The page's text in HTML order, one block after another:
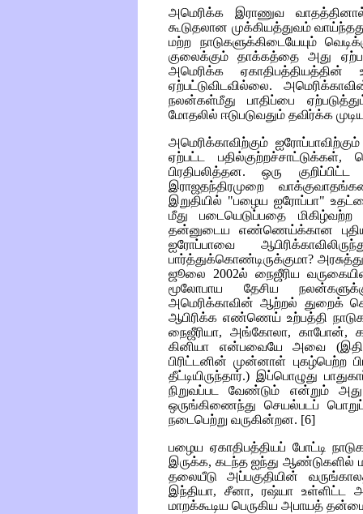
அமெரிக்க இராணுவ வாதத்தினால்
கூடுதலான முக்கியத்துவம்
மற்ற நாடுகளுக்கிடையேயும்
குலைக்கும் தாக்கத்தை அது
அமெரிக்க ஏகாதிபத்தியத்தின்
ஏற்பட்டுவிடவில்லை.
நலன்கள்மீது பாதிப்பை
மோதலில் ஈடுபடுவதும் தவிர்க்க
அமெரிக்காவிற்கும்
ஏற்பட்ட
பிரதிபலித்தன. ஒரு
இராஜதந்திரமுறை
இறுதியில் "பழைய ஐரோப்பா"
மீது படையெடுப்பதை
தன்னுடைய எண்ணெய்க்கான புதிய
ஐரோப்பாவை
பார்த்துக்கொண்டிருக்குமா?
ஜூலை 2002ல் நைஜீரிய
மூலோபாய தேசிய
அமெரிக்காவின் ஆற்றல் துறைக்
ஆபிரிக்க எண்ணெய் உற்பத்தி
நைஜீரியா, அங்கோலா, காபோன்,
கினியா என்பவையே அவை
பிரிட்டனின் முன்னாள் புகழ்பெற்ற
தீட்டியிருந்தார்.) இப்பொழுது
நிறுவப்பட வேண்டும் என்றும்
ஒருங்கிணைந்து செயல்படப்
நடைபெற்று வருகின்றன. [6]
பழைய ஏகாதிபத்தியப் போட்டி
இருக்க, கடந்த ஐந்து ஆண்டுகளில்
தலையீடு அப்பகுதியின்
இந்தியா, சீனா, ரஷ்யா உள்ளிட்ட
மாறக்கூடிய பெருகிய அபாயத்